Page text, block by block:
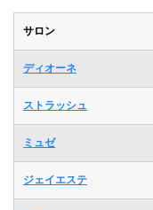
サロン
ディオーネ
ストラッシュ
ミュゼ
ジェイエステ